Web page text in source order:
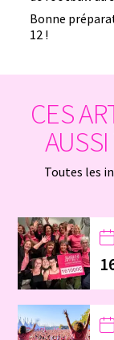
Bonne
12 !
CES
Toutes les